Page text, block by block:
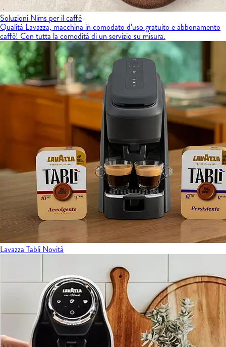
Soluzioni Nims per il caffé
Qualità Lavazza, macchina in comodato d’uso gratuito e abbonamento
caffè! Con tutta la comodità di un servizio su misura.
Lavazza Tablì Novità